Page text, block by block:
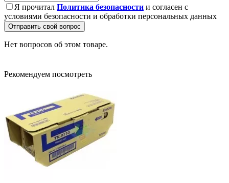
Я прочитал Политика безопасности и согласен с
условиями безопасности и обработки персональных данных
Отправить свой вопрос
Нет вопросов об этом товаре.
Рекомендуем посмотреть